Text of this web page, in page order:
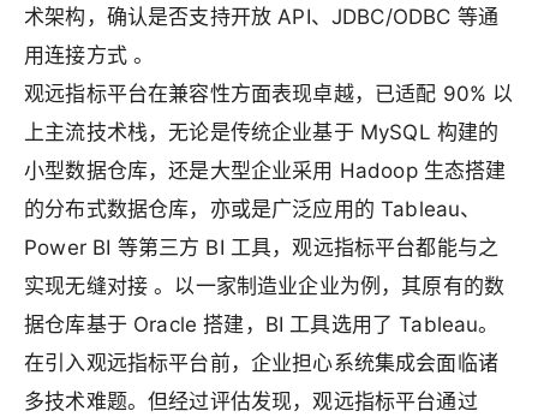
术架构，确认是否支持开放 API、JDBC/ODBC 等通
用连接方式 。
观远指标平台在兼容性方面表现卓越，已适配 90% 以
上主流技术栈，无论是传统企业基于 MySQL 构建的
小型数据仓库，还是大型企业采用 Hadoop 生态搭建
的分布式数据仓库，亦或是广泛应用的 Tableau、
Power BI 等第三方 BI 工具，观远指标平台都能与之
实现无缝对接 。以一家制造业企业为例，其原有的数
据仓库基于 Oracle 搭建，BI 工具选用了 Tableau。
在引入观远指标平台前，企业担心系统集成会面临诸
多技术难题。但经过评估发现，观远指标平台通过